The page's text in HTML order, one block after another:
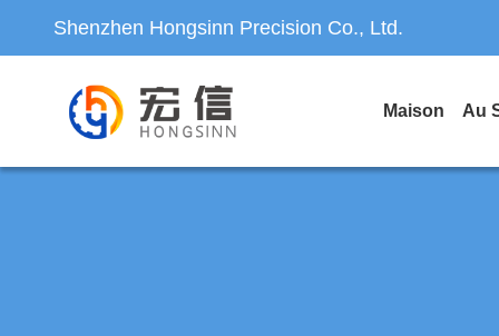
Shenzhen Hongsinn Precision Co., Ltd.
Maison Au